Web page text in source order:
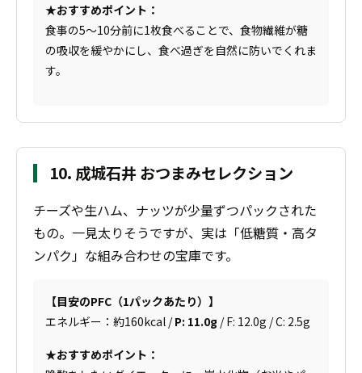
★おすすめポイント：
食事の5〜10分前に1枚食べることで、食物繊維が糖
の吸収を緩やかにし、食べ過ぎを自然に防いでくれま
す。
10. 成城石井 おつまみセレクション
チーズや生ハム、ナッツが少量ずつパックされた
もの。一見太りそうですが、実は「低糖質・高タ
ンパク」な組み合わせの宝庫です。
【目安のPFC（1パックあたり）】
エネルギー：約160kcal /P: 11.0g / F: 12.0g / C: 2.5g
★おすすめポイント：